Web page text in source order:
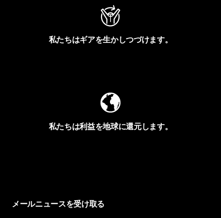
私たちはギアを生かしつづけます。
私たちは利益を地球に還元します。
メールニュースを受け取る